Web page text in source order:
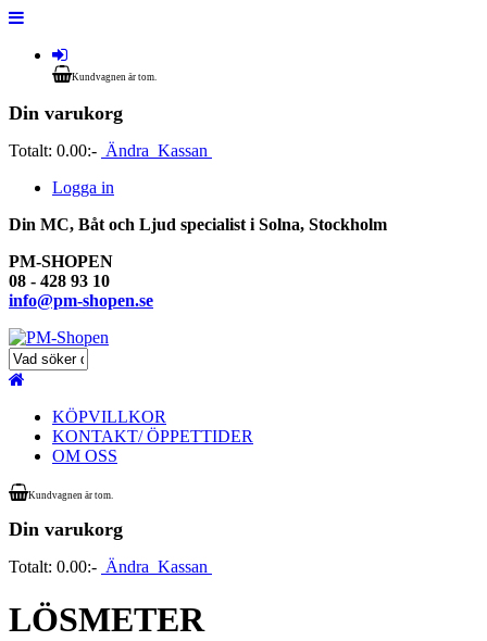
Kundvagnen är tom.
Din varukorg
Totalt: 0.00:- Ändra Kassan
Logga in
Din MC, Båt och Ljud specialist i Solna, Stockholm
PM-SHOPEN
08 - 428 93 10
info@pm-shopen.se
KÖPVILLKOR
KONTAKT/ ÖPPETTIDER
OM OSS
Kundvagnen är tom.
Din varukorg
Totalt: 0.00:- Ändra Kassan
LÖSMETER